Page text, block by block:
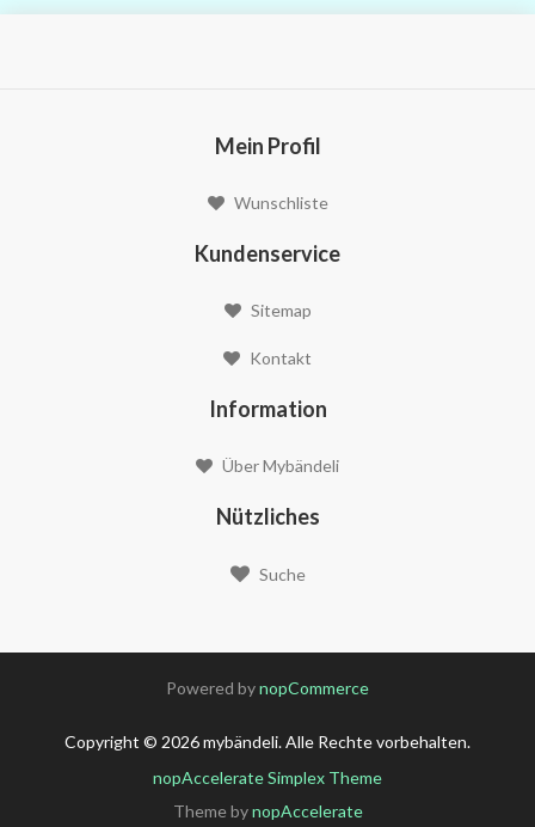
Mein Profil
Wunschliste
Kundenservice
Sitemap
Kontakt
Information
Über Mybändeli
Nützliches
Suche
Powered bynopCommerce
Copyright © 2026 mybändeli. Alle Rechte vorbehalten.
nopAccelerate Simplex Theme
Theme bynopAccelerate